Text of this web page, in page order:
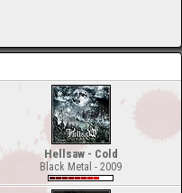
Hellsaw - Cold
Black Metal - 2009